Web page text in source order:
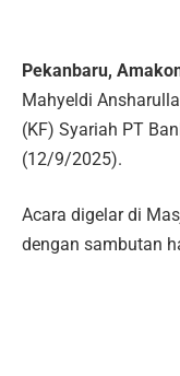
Pekanbaru,
Mahyeldi
(KF) Syariah PT
(12/9/2025).
Acara digelar di
dengan sambutan